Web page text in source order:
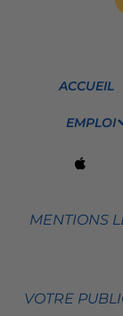
ACCUEIL
EMPLOI
MENTIONS
VOTRE